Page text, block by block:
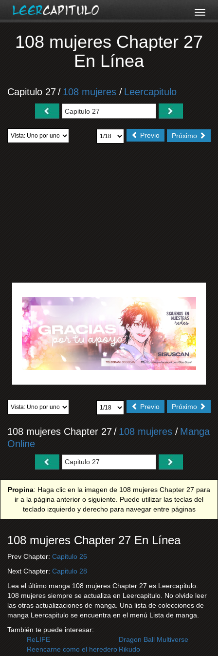
108 mujeres Chapter 27
En Línea
Capitulo 27/ 108 mujeres / Leercapitulo
Próximo
Previo
Próximo
Previo
108 mujeres Chapter 27/ 108 mujeres / Manga
Online
Propina: Haga clic en la imagen de 108 mujeres Chapter 27 para
ir a la página anterior o siguiente. Puede utilizar las teclas del
teclado izquierdo y derecho para navegar entre páginas
108 mujeres Chapter 27 En Línea
Prev Chapter: Capitulo 26
Next Chapter: Capitulo 28
Lea el último manga 108 mujeres Chapter 27 es Leercapitulo.
108 mujeres siempre se actualiza en Leercapitulo. No olvide leer
las otras actualizaciones de manga. Una lista de colecciones de
manga Leercapitulo se encuentra en el menú Lista de manga.
También te puede interesar:
ReLIFE
Dragon Ball Multiverse
Reencarne como el heredero Rikudo